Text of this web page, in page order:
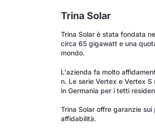
Trina Solar
Trina Solar è stata fondata
circa 65 gigawatt e una
mondo.
L'azienda fa molto
n. Le serie Vertex e Vertex
in Germania per i tetti
Trina Solar offre garanzie
affidabilità.